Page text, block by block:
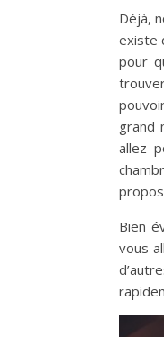
Déjà,
existe
pour
grand
allez
Bien
vous